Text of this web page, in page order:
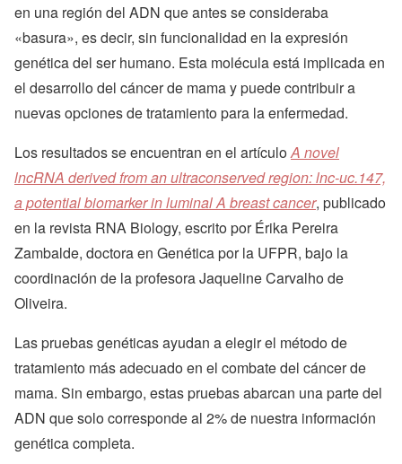
en una región del ADN que antes se consideraba
«basura», es decir, sin funcionalidad en la expresión
genética del ser humano. Esta molécula está implicada en
el desarrollo del cáncer de mama y puede contribuir a
nuevas opciones de tratamiento para la enfermedad.
Los resultados se encuentran en el artículoA novel
lncRNA derived from an ultraconserved region: lnc-uc.147,
a potential biomarker in luminal A breast cancer, publicado
en la revista RNA Biology, escrito por Érika Pereira
Zambalde, doctora en Genética por la UFPR, bajo la
coordinación de la profesora Jaqueline Carvalho de
Oliveira.
Las pruebas genéticas ayudan a elegir el método de
tratamiento más adecuado en el combate del cáncer de
mama. Sin embargo, estas pruebas abarcan una parte del
ADN que solo corresponde al 2% de nuestra información
genética completa.